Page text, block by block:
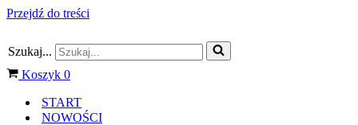
Przejdź do treści
Szukaj...
Koszyk 0
START
NOWOŚCI